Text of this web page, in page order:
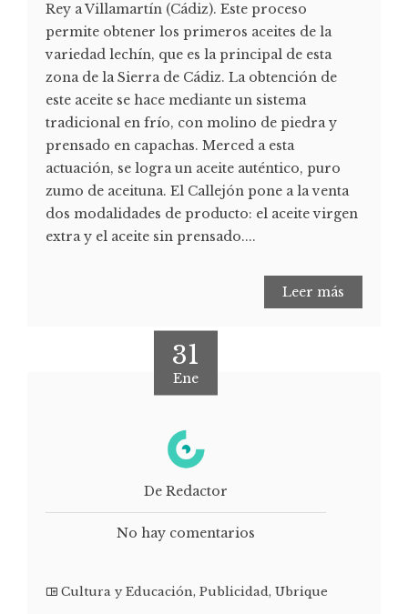
Rey a Villamartín (Cádiz). Este proceso
permite obtener los primeros aceites de la
variedad lechín, que es la principal de esta
zona de la Sierra de Cádiz. La obtención de
este aceite se hace mediante un sistema
tradicional en frío, con molino de piedra y
prensado en capachas. Merced a esta
actuación, se logra un aceite auténtico, puro
zumo de aceituna. El Callejón pone a la venta
dos modalidades de producto: el aceite virgen
extra y el aceite sin prensado....
Leer más
31
Ene
De Redactor
No hay comentarios
Cultura y Educación, Publicidad, Ubrique